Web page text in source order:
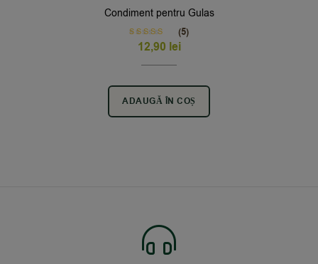
Condiment pentru Gulas
Rated5.00
out of 5
(5)
12,90 lei
ADAUGĂ ÎN COȘ